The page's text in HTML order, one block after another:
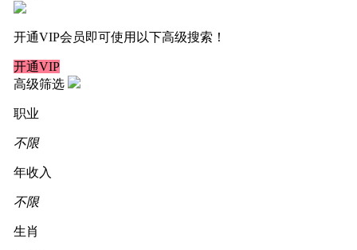
开通VIP会员即可使用以下高级搜索！
开通VIP
高级筛选
职业
不限
年收入
不限
生肖